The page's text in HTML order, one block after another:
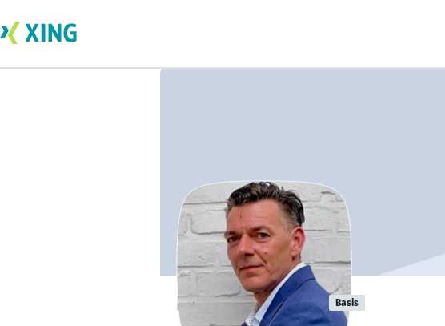
Hauke Hansen Basis